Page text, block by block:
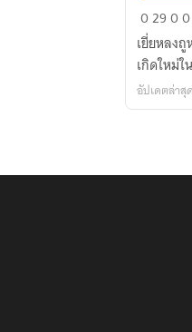
หลี
โต่ว
เกิด
ใหม่
เป็น
0290
เยี่ยหลงถูห
เกิดใหม่
อัปเดตล่า